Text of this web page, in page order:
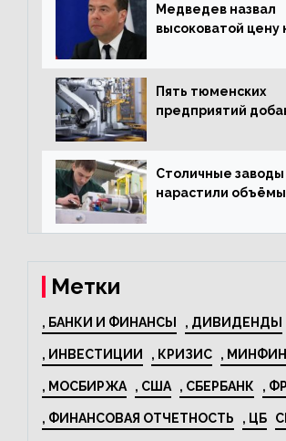
Медведев назвал
высоковатой цену
Пять тюменских
предприятий
туризма
Столичные заводы
нарастили объёмы
Метки
, БАНКИ И ФИНАНСЫ , ДИВИДЕНДЫ
, ИНВЕСТИЦИИ , КРИЗИС , МИНФИН
, МОСБИРЖА , США , СБЕРБАНК ,
, ФИНАНСОВАЯ ОТЧЕТНОСТЬ , ЦБ